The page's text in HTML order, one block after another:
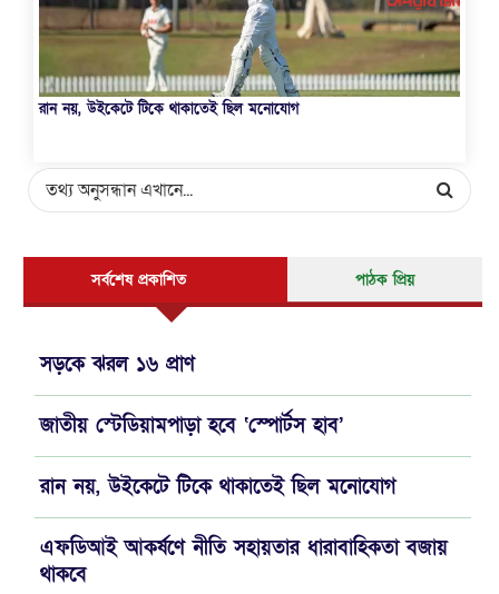
রান নয়, উইকেটে টিকে থাকাতেই ছিল মনোযোগ
সর্বশেষ প্রকাশিত পাঠক প্রিয়
সড়কে ঝরল ১৬ প্রাণ
জাতীয় স্টেডিয়ামপাড়া হবে ‘স্পোর্টস হাব’
রান নয়, উইকেটে টিকে থাকাতেই ছিল মনোযোগ
এফডিআই আকর্ষণে নীতি সহায়তার ধারাবাহিকতা বজায়
থাকবে